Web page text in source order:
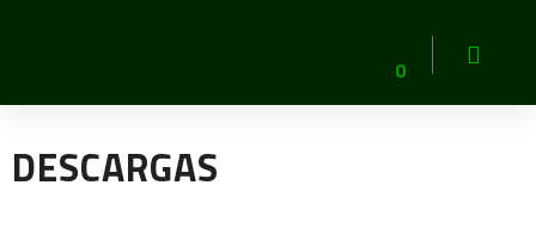
0
DESCARGAS